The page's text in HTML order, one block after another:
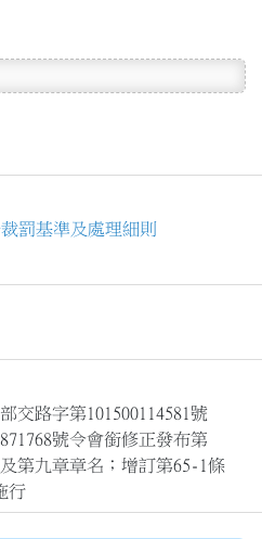
罰基準及處理細則
交路字第101500114581號
號令會銜修正發布第
第九章章名；增訂第65-1條
行